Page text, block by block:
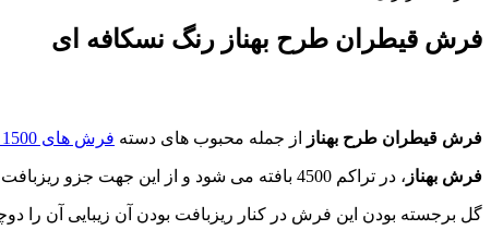
فرش قیطران طرح بهناز رنگ نسکافه ای
فرش قیطران طرح بهناز از جمله محبوب های دسته فرش های 1500 شانه
فرش بهناز ، در تراکم 4500 بافته می شود و از این جهت جزو ریزبافت ترین
گل برجسته بودن این فرش در کنار ریزبافت بودن آن زیبایی آن را